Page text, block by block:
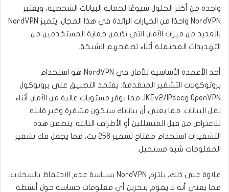
واحدة من أكثر الحلول شيوعًا لحماية البيانات الشخصية، ويعتبر
NordVPN واحدًا من الخيارات الرائدة في هذا المجال. يتميز NordVPN
بالعديد من ميزات الأمان التي تضمن حماية المستخدمين من
التهديدات المحتملة أثناء تصفحهم الشبكة.
أحد الأعمدة الأساسية للأمان في NordVPN هو استخدام
بروتوكولات التشفير المتقدمة. يعتمد التطبيق على بروتوكول
OpenVPN وIKEv2/IPsec، مما يوفر مستويات عالية من الأمان أثناء
نقل البيانات. مما يعني أن بياناتك ستكون مشفرة وغير قابلة
للاعتراض من قبل المتسللين أو الأطراف الثالثة. يتضمن هذه
التشفيرات استخدام مفتاح تشفير 256 بت، مما يجعل فك تشفير
المعلومات شبه مستحيل.
علاوة على ذلك، يلتزم NordVPN بسياسة عدم الاحتفاظ بالسجلات،
مما يعني أنه لا يقوم بتخزين أي معلومات حساسة حول أنشطة